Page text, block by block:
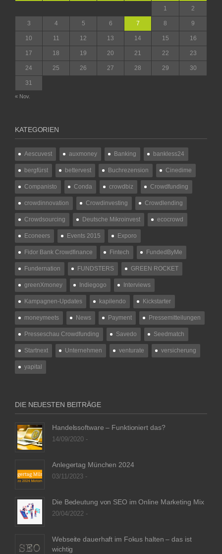
1 2
3 4 5 6 7 8 9
10 11 12 13 14 15 16
17 18 19 20 21 22 23
24 25 26 27 28 29 30
31
« Nov.
KATEGORIEN
Aescuvest auxmoney Banking bankless24
bergfürst bettervest Buchrezension Cinedime
Companisto Conda crowdbiz Crowdfunding
crowdinnovation Crowdinvesting Crowdlending
Crowdsourcing Deutsche Mikroinvest ecocrowd
Econeers Events 2015 Exporo
Fidor Bank Crowdfinance Fintech FundedByMe
Fundernation FUNDSTERS GREEN ROCKET
greenXmoney Indiegogo Interviews
Kampagnen-Updates kapilendo Kickstarter
moneymeets News Payment Pressemitteilungen
Presseschau Crowdfunding Savedo Seedmatch
Startnext Unternehmen venturate versicherung
yapital
DIE NEUESTEN BEITRÄGE
Handelssoftware – Funktioniert das?
14/09/2020 -
Anlegertag München 2024
03/11/2023 -
Die Bedeutung von SEO im Online Marketing Mix
20/04/2022 -
Webseite dauerhaft im Fokus halten – das ist
wichtig